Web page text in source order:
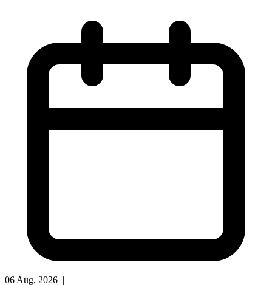
06 Aug, 2026 |